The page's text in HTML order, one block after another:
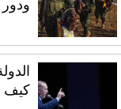
كيف